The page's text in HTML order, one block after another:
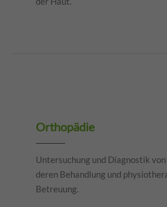
Orthopädie
Untersuchung und Diagnostik
deren Behandlung und
Betreuung.